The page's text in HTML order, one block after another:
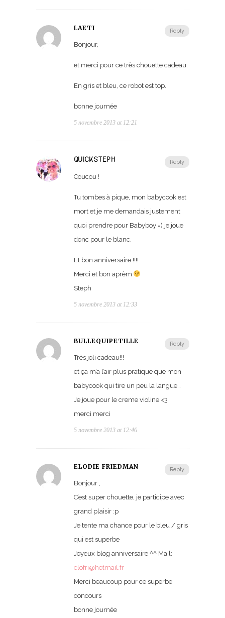
Reply
LAETI
Bonjour,
et merci pour ce très chouette cadeau.
En gris et bleu, ce robot est top.
bonne journée
5 novembre 2013 at 12:21
Reply
QUICKSTEPH
Coucou !
Tu tombes à pique, mon babycook est
mort et je me demandais justement
quoi prendre pour Babyboy =) je joue
donc pour le blanc.
Et bon anniversaire !!!!
Merci et bon aprèm
Steph
5 novembre 2013 at 12:33
Reply
BULLEQUIPETILLE
Très joli cadeau!!!
et ça m’a l’air plus pratique que mon
babycook qui tire un peu la langue…
Je joue pour le creme violine <3
merci merci
5 novembre 2013 at 12:46
Reply
ELODIE FRIEDMAN
Bonjour ,
C’est super chouette, je participe avec
grand plaisir :p
Je tente ma chance pour le bleu / gris
qui est superbe
Joyeux blog anniversaire ^^ Mail:
elofri@hotmail.fr
Merci beaucoup pour ce superbe
concours
bonne journée